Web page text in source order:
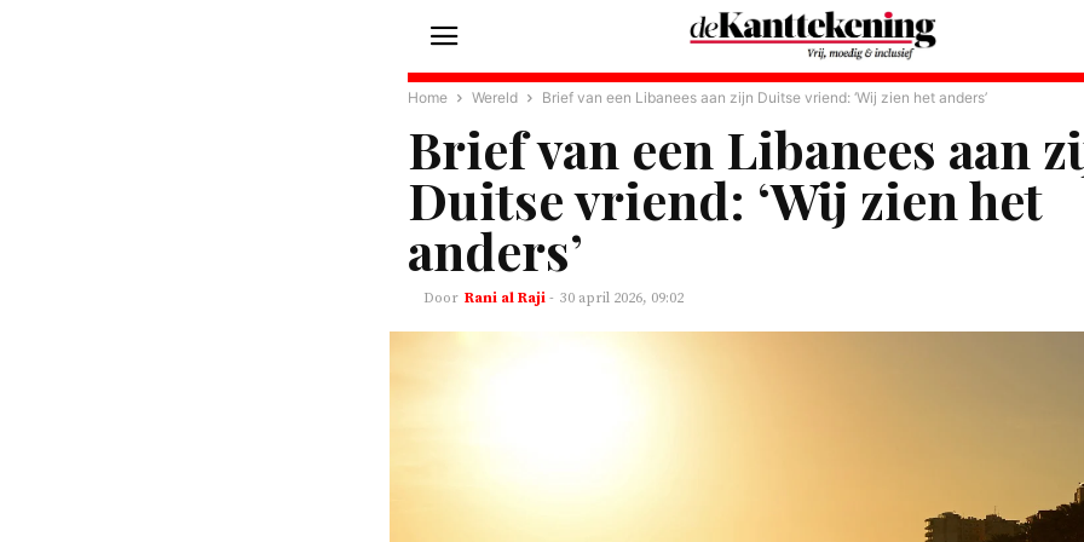
Home Wereld Brief van een Libanees aan zijn Duitse vriend: ‘Wij zien het anders’
Brief van een Libanees aan
Duitse vriend: ‘Wij zien het
anders’
Rani al Raji - 30 april 2026, 09:02